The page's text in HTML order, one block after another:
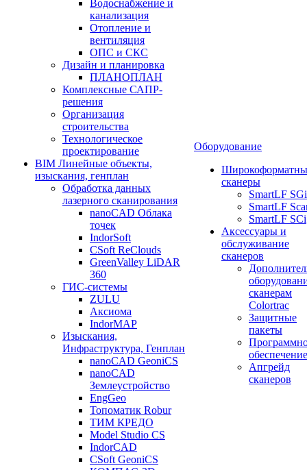
Водоснабжение и
канализация
Отопление и
вентиляция
ОПС и СКС
Дизайн и планировка
ПЛАНОПЛАН
Комплексные САПР-
решения
Организация
строительства
Технологическое
проектирование
BIM Линейные объекты,
изыскания, генплан
Обработка данных
лазерного сканирования
nanoCAD Облака
точек
IndorSoft
CSoft ReClouds
GreenValley LiDAR
360
ГИС-системы
ZULU
Аксиома
IndorMAP
Изыскания,
Инфраструктура, Генплан
nanoCAD GeoniCS
nanoCAD
Землеустройство
EngGeo
Топоматик Robur
ТИМ КРЕДО
Model Studio CS
IndorCAD
CSoft GeoniCS
Оборудование
сканеры
SmartLF SGi
SmartLF
SmartLF SCi
Аксессуары и
обслуживание
сканеров
сканерам
Colortrac
Защитные
пакеты
обеспечение
Апгрейд
сканеров